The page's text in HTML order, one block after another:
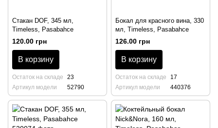
Стакан DOF, 345 мл,
Timeless, Pasabahce
120.00 грн
В корзину
Остаток на складе
23
Артикул модели
52790
Бокал для красного вина, 330
мл, Timeless, Pasabahce
126.00 грн
В корзину
Остаток на складе
17
Артикул модели
440376